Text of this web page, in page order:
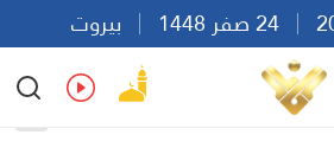
بيروت
Ar